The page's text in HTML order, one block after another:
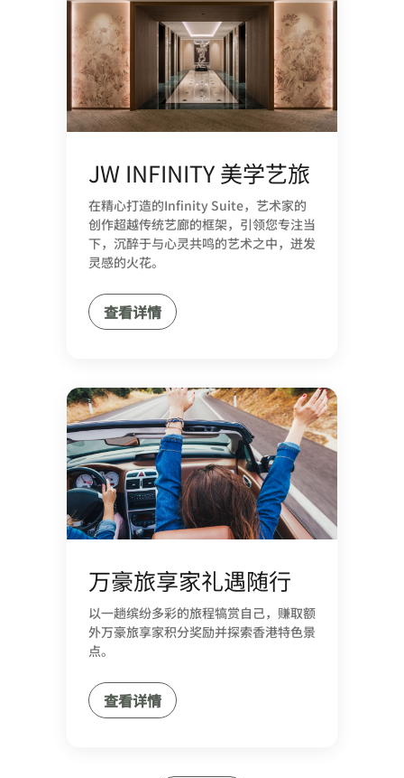
JW INFINITY 美学艺旅
在精心打造的Infinity Suite，艺术家的
创作超越传统艺廊的框架，引领您专注当
下，沉醉于与心灵共鸣的艺术之中，迸发
灵感的火花。
查看详情
万豪旅享家礼遇随行
以一趟缤纷多彩的旅程犒赏自己，赚取额
外万豪旅享家积分奖励并探索香港特色景
点。
查看详情